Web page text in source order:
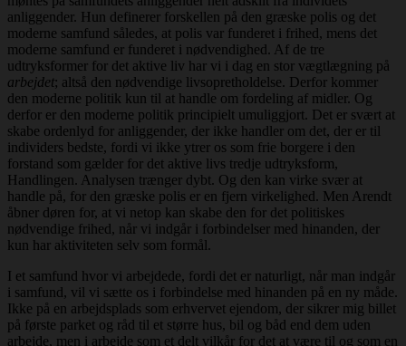
anliggender. Hun definerer forskellen på den græske polis og det
moderne samfund således, at polis var funderet i frihed, mens det
moderne samfund er funderet i nødvendighed. Af de tre
udtryksformer for det aktive liv har vi i dag en stor vægtlægning på
arbejdet; altså den nødvendige livsopretholdelse. Derfor kommer
den moderne politik kun til at handle om fordeling af midler. Og
derfor er den moderne politik principielt umuliggjort. Det er svært at
skabe ordenlyd for anliggender, der ikke handler om det, der er til
individers bedste, fordi vi ikke ytrer os som frie borgere i den
forstand som gælder for det aktive livs tredje udtryksform,
Handlingen. Analysen trænger dybt. Og den kan virke svær at
handle på, for den græske polis er en fjern virkelighed. Men Arendt
åbner døren for, at vi netop kan skabe den for det politiskes
nødvendige frihed, når vi indgår i forbindelser med hinanden, der
kun har aktiviteten selv som formål.
I et samfund hvor vi arbejdede, fordi det er naturligt, når man indgår
i samfund, vil vi sætte os i forbindelse med hinanden på en ny måde.
Ikke på en arbejdsplads som erhvervet ejendom, der sikrer mig billet
på første parket og råd til et større hus, bil og båd end dem uden
arbejde, men i arbejde som et delt vilkår for det at være til og som en